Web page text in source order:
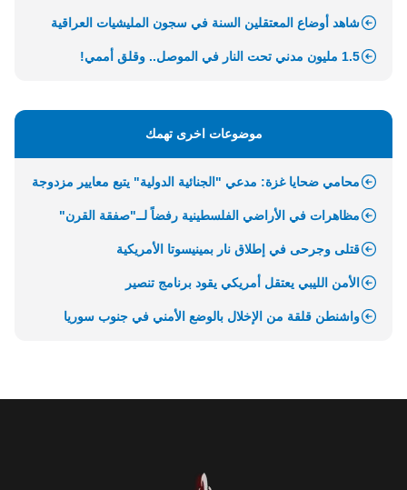
شاهد أوضاع المعتقلين السنة في سجون المليشيات العراقية
1.5 مليون مدني تحت النار في الموصل.. وقلق أممي!
موضوعات اخرى تهمك
محامي ضحايا غزة: مدعي "الجنائية الدولية" يتبع معايير مزدوجة
مظاهرات في الأراضي الفلسطينية رفضاً لــ"صفقة القرن"
قتلى وجرحى في إطلاق نار بمينيسوتا الأمريكية
الأمن الليبي يعتقل أمريكي يقود برنامج تنصير
واشنطن قلقة من الإخلال بالوضع الأمني في جنوب سوريا